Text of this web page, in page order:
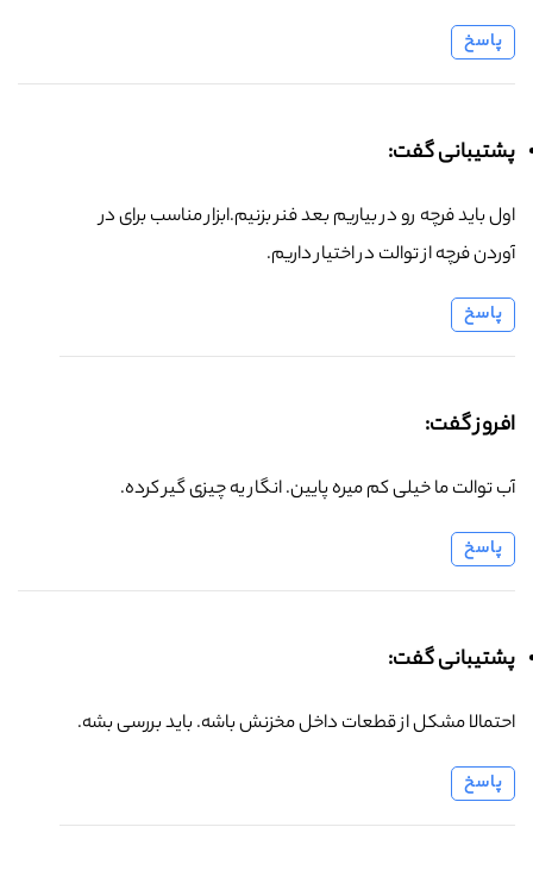
پاسخ
پشتیبانی گفت:
اول باید فرچه رو در بیاریم بعد فنر بزنیم.ابزار مناسب برای در
آوردن فرچه از توالت در اختیار داریم.
پاسخ
افروز گفت:
آب توالت ما خیلی کم میره پایین. انگار یه چیزی گیر کرده.
پاسخ
پشتیبانی گفت:
احتمالا مشکل از قطعات داخل مخزنش باشه. باید بررسی بشه.
پاسخ